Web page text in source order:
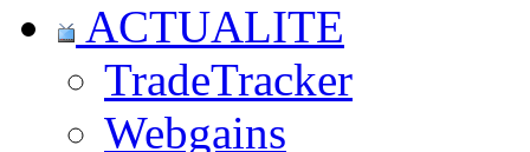
ACTUALITE
TradeTracker
Webgains